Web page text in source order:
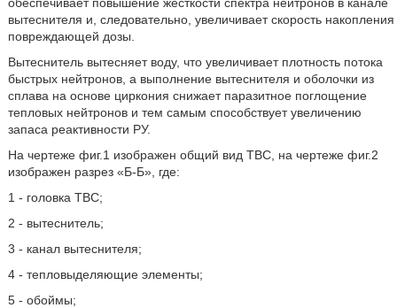
вытеснителя и, следовательно, увеличивает скорость накопления
повреждающей дозы.
Вытеснитель вытесняет воду, что увеличивает плотность потока
быстрых нейтронов, а выполнение вытеснителя и оболочки из
сплава на основе циркония снижает паразитное поглощение
тепловых нейтронов и тем самым способствует увеличению
запаса реактивности РУ.
На чертеже фиг.1 изображен общий вид ТВС, на чертеже фиг.2
изображен разрез «Б-Б», где:
1 - головка ТВС;
2 - вытеснитель;
3 - канал вытеснителя;
4 - тепловыделяющие элементы;
5 - обоймы;